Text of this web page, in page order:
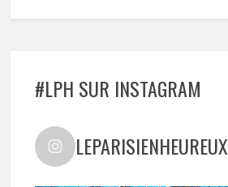
#LPH SUR INSTAGRAM
LEPARISIENHEUREUX